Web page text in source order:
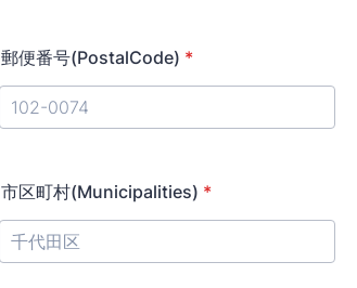
郵便番号(PostalCode) *
市区町村(Municipalities) *